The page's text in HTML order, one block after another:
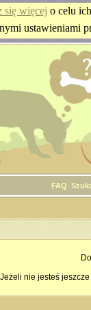
więcej o celu
ustawieniami
FAQ
Jeżeli nie jesteś